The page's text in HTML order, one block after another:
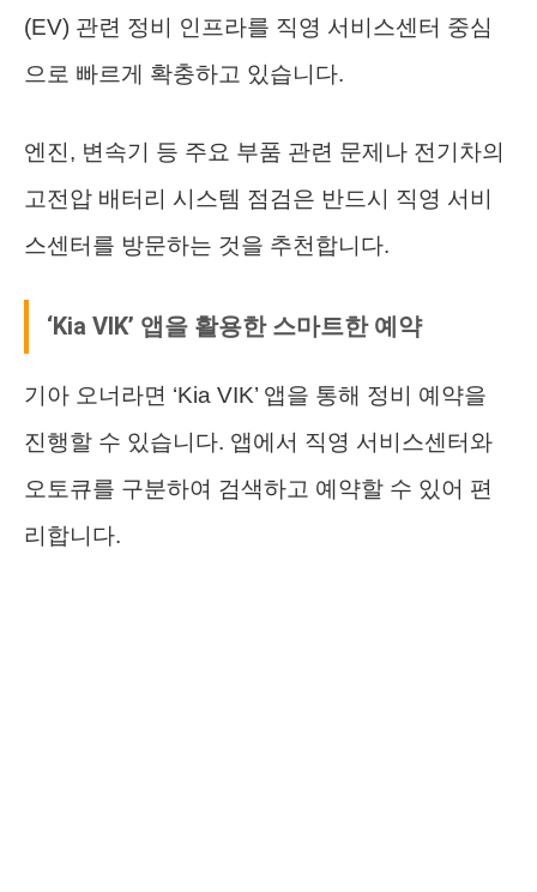
(EV) 관련 정비 인프라를 직영 서비스센터 중심
으로 빠르게 확충하고 있습니다.
엔진, 변속기 등 주요 부품 관련 문제나 전기차의
고전압 배터리 시스템 점검은 반드시 직영 서비
스센터를 방문하는 것을 추천합니다.
‘Kia VIK’ 앱을 활용한 스마트한 예약
기아 오너라면 ‘Kia VIK’ 앱을 통해 정비 예약을
진행할 수 있습니다. 앱에서 직영 서비스센터와
오토큐를 구분하여 검색하고 예약할 수 있어 편
리합니다.